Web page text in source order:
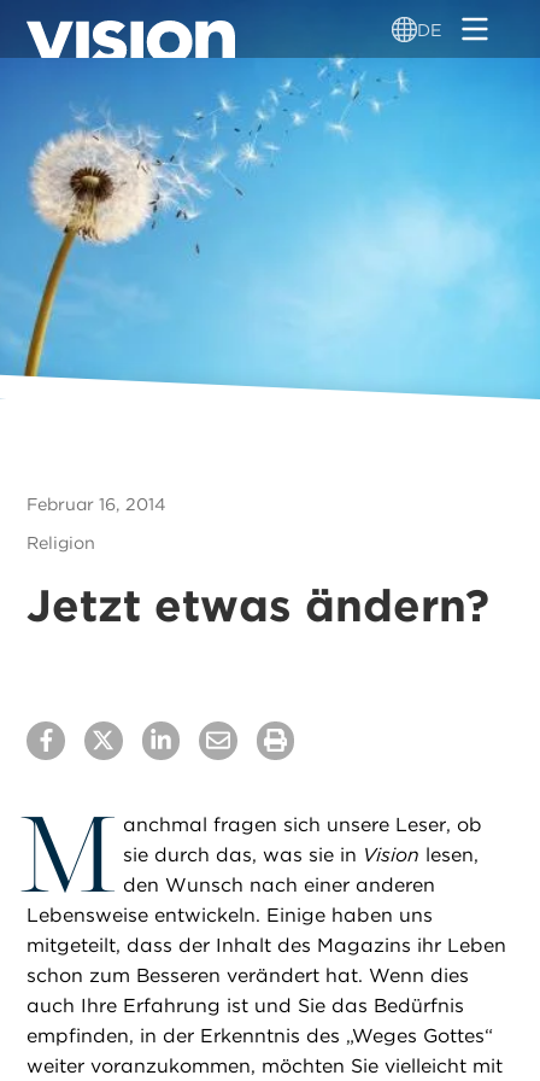
Direkt
zum
DE
Februar 16, 2014
Religion
Jetzt etwas ändern?
M anchmal fragen sich unsere Leser, ob
sie durch das, was sie in Vision lesen,
den Wunsch nach einer anderen
Lebensweise entwickeln. Einige haben uns
mitgeteilt, dass der Inhalt des Magazins ihr Leben
schon zum Besseren verändert hat. Wenn dies
auch Ihre Erfahrung ist und Sie das Bedürfnis
empfinden, in der Erkenntnis des „Weges Gottes“
weiter voranzukommen, möchten Sie vielleicht mit